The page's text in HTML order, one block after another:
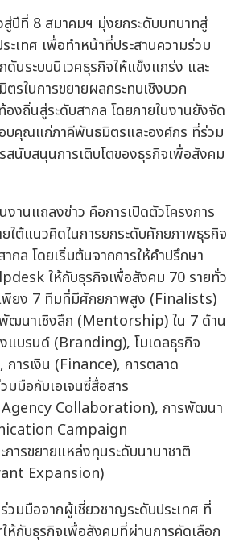
สู่ปีที่ 8 สมาคมฯ มุ่งยกระดับบทบาทสู่
ะเทศ เพื่อทำหน้าที่ประสานความร่วม
ดันระบบนิเวศธุรกิจให้แข็งแกร่ง และ
รในการขยายผลกระทบเชิงบวก
งถิ่นสู่ระดับสากล โดยภายในงานยังจัด
บคุณแก่ภาคีพันธมิตรและองค์กร ที่ร่วม
นับสนุนการเติบโตของธุรกิจเพื่อสังคม
านแถลงข่าว คือการเปิดตัวโครงการ
ใต้แนวคิดในการยกระดับศักยภาพธุรกิจ
กล โดยเริ่มต้นจากการให้คำปรึกษา
ให้กับธุรกิจเพื่อสังคม 70 รายทั่ว
เพียง 7 ทีมที่มีศักยภาพสูง (Finalists)
พัฒนาเชิงลึก (Mentorship) ใน 7 ด้าน
แบรนด์ (Branding), โมเดลธุรกิจ
ารเงิน (Finance), การตลาด
มือกับเอเจนซี่สื่อสาร
Collaboration), การพัฒนา
Campaign
ารขยายแหล่งทุนระดับนานาชาติ
Expansion)
วมมือจากผู้เชี่ยวชาญระดับประเทศ ที่
ห้กับธุรกิจเพื่อสังคมที่ผ่านการคัดเลือก